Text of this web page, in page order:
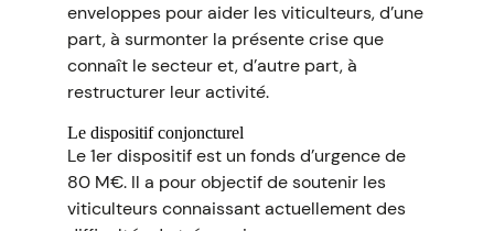
enveloppes pour aider les viticulteurs, d’une
part, à surmonter la présente crise que
connaît le secteur et, d’autre part, à
restructurer leur activité.
Le dispositif conjoncturel
Le 1er dispositif est un fonds d’urgence de
80 M€. Il a pour objectif de soutenir les
viticulteurs connaissant actuellement des